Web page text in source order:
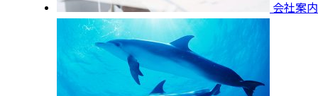
会社案内